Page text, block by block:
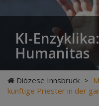
KI-
Humanitas
Diözese Innsbruck >
künftige Priester in der